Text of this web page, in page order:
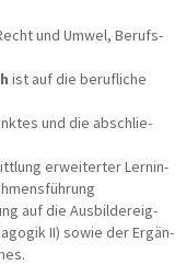
und Umwel, Berufs-
ist auf die beruf­li­che
und die abschlie­
erwei­ter­ter Lern­in­
auf die Aus­bil­der­eig­
II) sowie der Ergän­